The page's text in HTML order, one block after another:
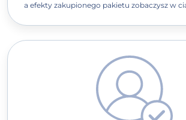
a efekty zakupionego pakietu zobaczysz w